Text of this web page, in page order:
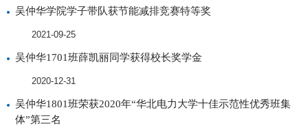
吴仲华学院学子带队获节能减排竞赛特等奖
2021-09-25
吴仲华1701班薛凯丽同学获得校长奖学金
2020-12-31
吴仲华1801班荣获2020年“华北电力大学十佳示范性优秀班集
体”第三名